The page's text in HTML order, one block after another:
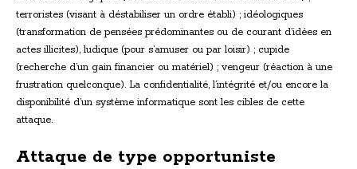
terroristes (visant à déstabiliser un ordre établi) ; idéologiques
(transformation de pensées prédominantes ou de courant d’idées en
actes illicites), ludique (pour s’amuser ou par loisir) ; cupide
(recherche d’un gain financier ou matériel) ; vengeur (réaction à une
frustration quelconque). La confidentialité, l’intégrité et/ou encore la
disponibilité d’un système informatique sont les cibles de cette
attaque.
Attaque de type opportuniste